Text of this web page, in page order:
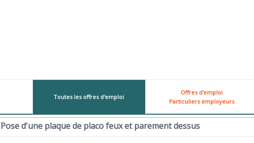
Toutes les offres d'emploi
Offres d'emploi
Particuliers employeurs
Pose d'une plaque de placo feux et parement dessus